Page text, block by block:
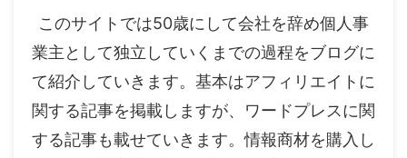
このサイトでは50歳にして会社を辞め個人事
業主として独立していくまでの過程をブログに
て紹介していきます。基本はアフィリエイトに
関する記事を掲載しますが、ワードプレスに関
する記事も載せていきます。情報商材を購入し